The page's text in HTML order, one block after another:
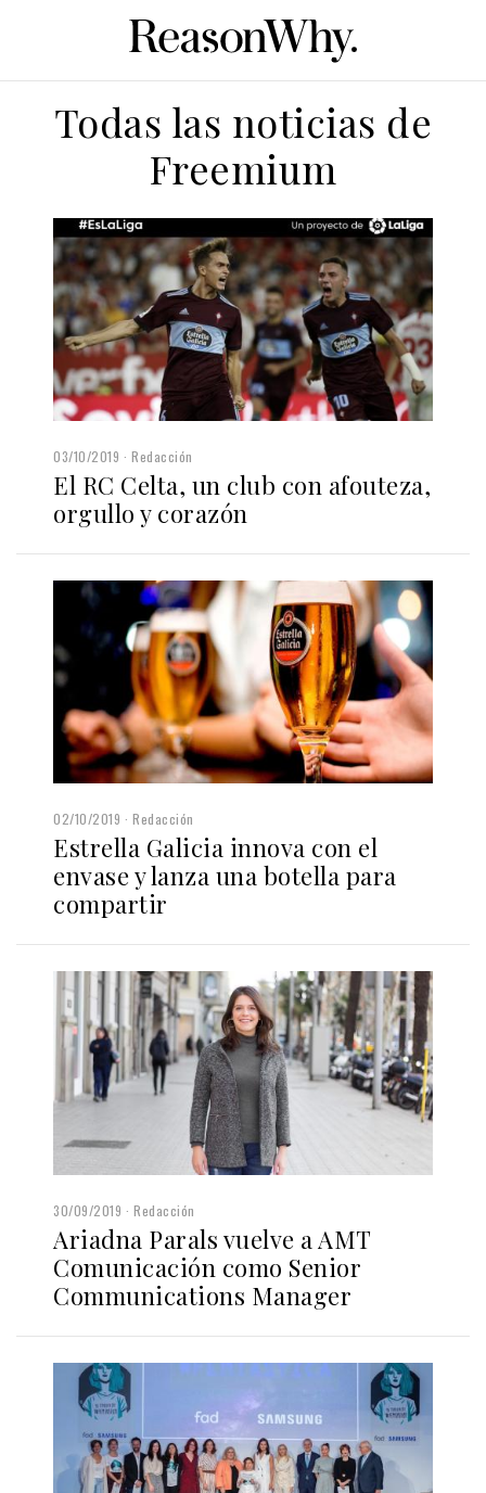
Todas las noticias de
Freemium
03/10/2019 Redacción
El RC Celta, un club con afouteza,
orgullo y corazón
02/10/2019 Redacción
Estrella Galicia innova con el
envase y lanza una botella para
compartir
30/09/2019 Redacción
Ariadna Parals vuelve a AMT
Comunicación como Senior
Communications Manager